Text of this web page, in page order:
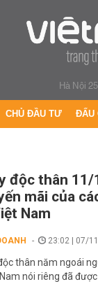
Hà Nội
CHỦ ĐẦU TƯ ĐẤU
độc thân 11/
mãi của
Nam
23:02 | 07/
thân năm ngoái
nói riêng đã